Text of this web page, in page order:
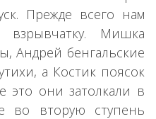
Прежде всего нам
Мишка
Андрей бенгальские
а Костик поясок
это они затолкали в
во вторую ступень